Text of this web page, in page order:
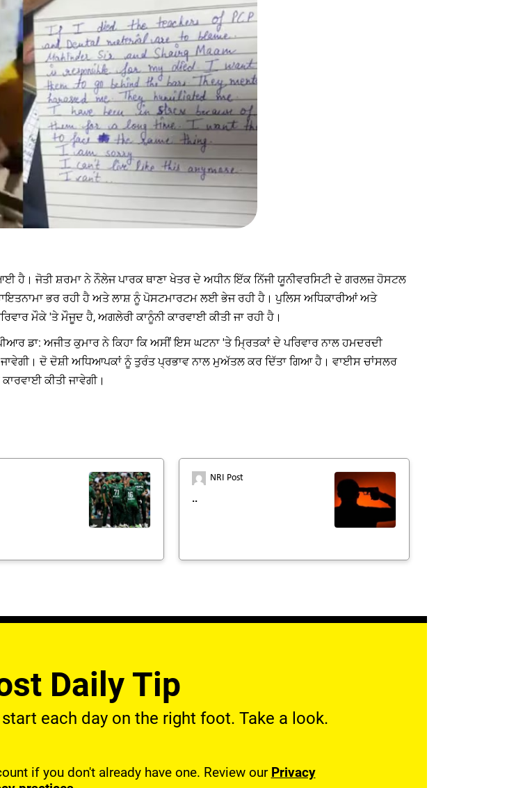
ਹੈ। ਜੋਤੀ ਸ਼ਰਮਾ ਨੇ ਨੌਲੇਜ ਪਾਰਕ ਥਾਣਾ ਖੇਤਰ ਦੇ ਅਧੀਨ ਇੱਕ ਨਿੱਜੀ ਯੂਨੀਵਰਸਿਟੀ ਦੇ ਗਰਲਜ਼ ਹੋਸਟਲ
ਭਰ ਰਹੀ ਹੈ ਅਤੇ ਲਾਸ਼ ਨੂੰ ਪੋਸਟਮਾਰਟਮ ਲਈ ਭੇਜ ਰਹੀ ਹੈ। ਪੁਲਿਸ ਅਧਿਕਾਰੀਆਂ ਅਤੇ
ਮੌਕੇ 'ਤੇ ਮੌਜੂਦ ਹੈ, ਅਗਲੇਰੀ ਕਾਨੂੰਨੀ ਕਾਰਵਾਈ ਕੀਤੀ ਜਾ ਰਹੀ ਹੈ।
ਡਾ: ਅਜੀਤ ਕੁਮਾਰ ਨੇ ਕਿਹਾ ਕਿ ਅਸੀਂ ਇਸ ਘਟਨਾ 'ਤੇ ਮ੍ਰਿਤਕਾਂ ਦੇ ਪਰਿਵਾਰ ਨਾਲ ਹਮਦਰਦੀ
ਦੋ ਦੋਸ਼ੀ ਅਧਿਆਪਕਾਂ ਨੂੰ ਤੁਰੰਤ ਪ੍ਰਭਾਵ ਨਾਲ ਮੁਅੱਤਲ ਕਰ ਦਿੱਤਾ ਗਿਆ ਹੈ। ਵਾਈਸ ਚਾਂਸਲਰ
ਕੀਤੀ ਜਾਵੇਗੀ।
NRI Post
..
Daily Tip
each day on the right foot. Take a look.
if you don't already have one. Review our Privacy